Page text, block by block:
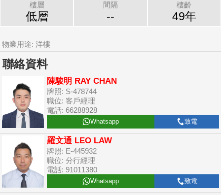
樓層
低層
間隔
--
樓齡
49年
物業用途: 洋樓
聯絡資料
陳駿明 RAY CHAN
牌照: S-478744
職位: 客戶經理
電話: 66288928
Whatsapp 致電
羅文通 LEO LAW
牌照: E-445932
職位: 分行經理
電話: 91011380
Whatsapp 致電